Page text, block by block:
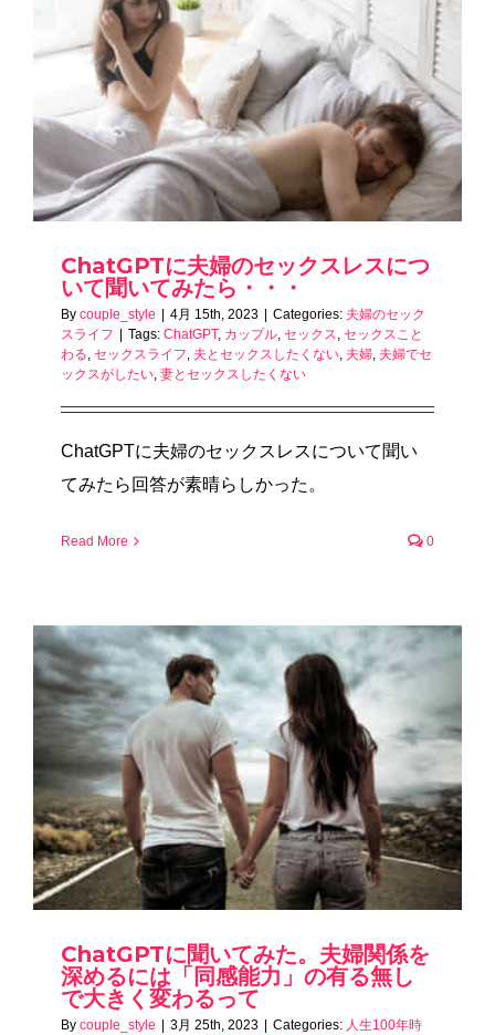
ChatGPTに夫婦のセックスレスにつ
いて聞いてみたら・・・
By couple_style 4月 15th, 2023 Categories: 夫婦のセック
スライフ
Tags: ChatGPT, カップル, セックス, セックスこと
わる, セックスライフ, 夫とセックスしたくない, 夫婦, 夫婦でセ
ックスがしたい, 妻とセックスしたくない
ChatGPTに夫婦のセックスレスについて聞い
てみたら回答が素晴らしかった。
Read More 0
ChatGPTに聞いてみた。夫婦関係を
深めるには「同感能力」の有る無し
で大きく変わるって
By couple_style 3月 25th, 2023 Categories: 人生100年時